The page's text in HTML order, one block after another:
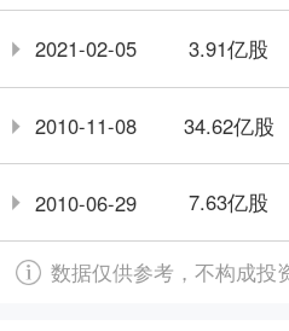
2021-02-05 3.91亿股
2010-11-08 34.62亿股
2010-06-29 7.63亿股
数据仅供参考，不构成投